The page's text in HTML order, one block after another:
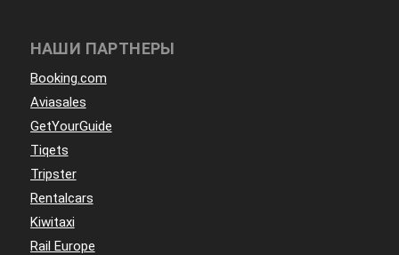
НАШИ ПАРТНЕРЫ
Booking.com
Aviasales
GetYourGuide
Tiqets
Tripster
Rentalcars
Kiwitaxi
Rail Europe